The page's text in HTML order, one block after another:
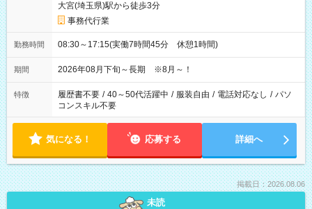
大宮(埼玉県)駅から徒歩3分
事務代行業
勤務時間 08:30～17:15(実働7時間45分 休憩1時間)
期間 2026年08月下旬～長期 ※8月～！
特徴 履歴書不要 / 40～50代活躍中 / 服装自由 / 電話対応なし / パソ
コンスキル不要
気になる！ 応募する 詳細へ
掲載日：2026.08.06
未読